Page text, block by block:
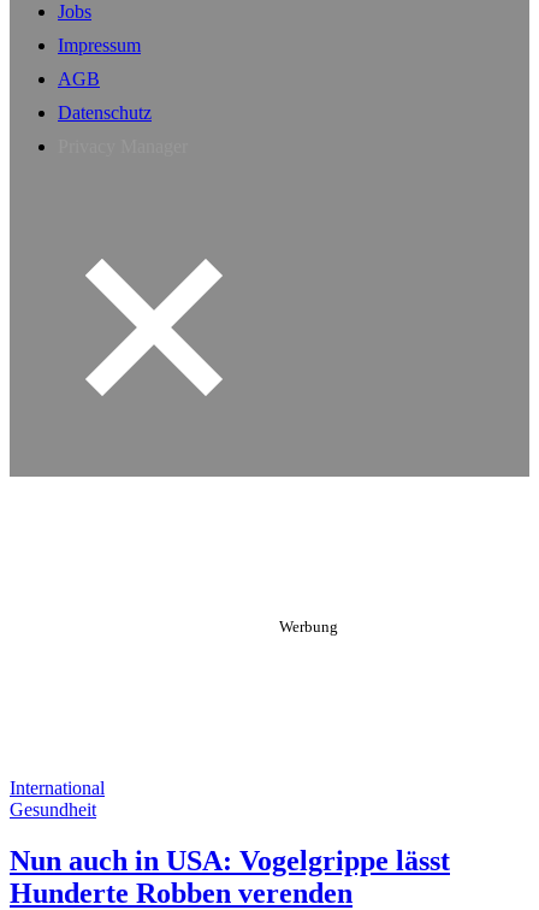
Jobs
Impressum
AGB
Datenschutz
International
Gesundheit
Nun auch in USA: Vogelgrippe lässt
Hunderte Robben verenden